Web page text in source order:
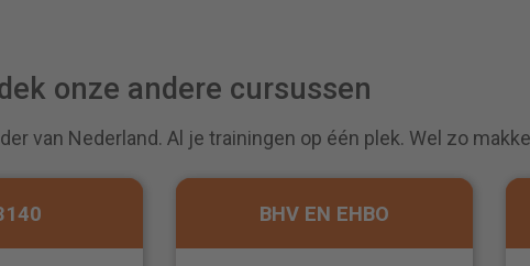
onze andere cursussen
van Nederland. Al je trainingen op één plek. Wel zo
BHV EN EHBO